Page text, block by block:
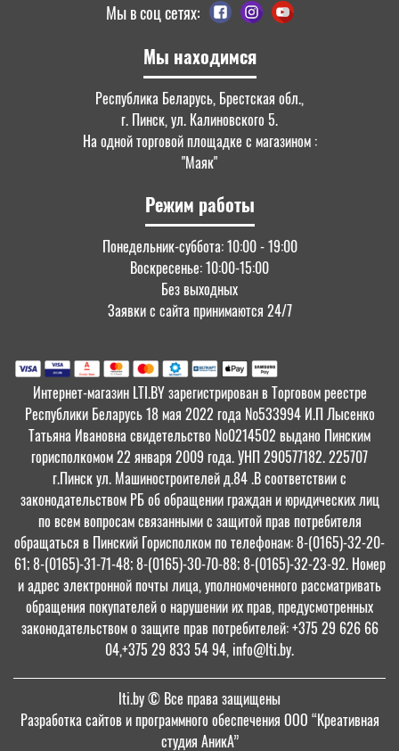
Мы находимся
Республика Беларусь, Брестская обл.,
г. Пинск, ул. Калиновского 5.
На одной торговой площадке с магазином :
"Маяк"
Режим работы
Понедельник-суббота: 10:00 - 19:00
Воскресенье: 10:00-15:00
Без выходных
Заявки с сайта принимаются 24/7
Мы в соц сетях:
Интернет-магазин LTI.BY зарегистрирован в Торговом реестре
Республики Беларусь 18 мая 2022 года №533994 И.П Лысенко
Татьяна Ивановна свидетельство №0214502 выдано Пинским
горисполкомом 22 января 2009 года. УНП 290577182. 225707
г.Пинск ул. Машиностроителей д.84 .В соответствии с
законодательством РБ об обращении граждан и юридических лиц
по всем вопросам связанными с защитой прав потребителя
обращаться в Пинский Горисполком по телефонам: 8-(0165)-32-20-
61; 8-(0165)-31-71-48; 8-(0165)-30-70-88; 8-(0165)-32-23-92. Номер
и адрес электронной почты лица, уполномоченного рассматривать
обращения покупателей о нарушении их прав, предусмотренных
законодательством о защите прав потребителей: +375 29 626 66
04,+375 29 833 54 94, info@lti.by.
lti.by© Все права защищены
Разработка сайтов и программного обеспечения ООО “Креативная
студия АникА”